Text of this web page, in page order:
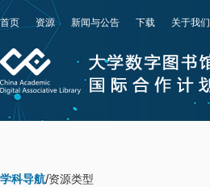
首页 资源 新闻与公告 下载 关于我们
学科导航/资源类型